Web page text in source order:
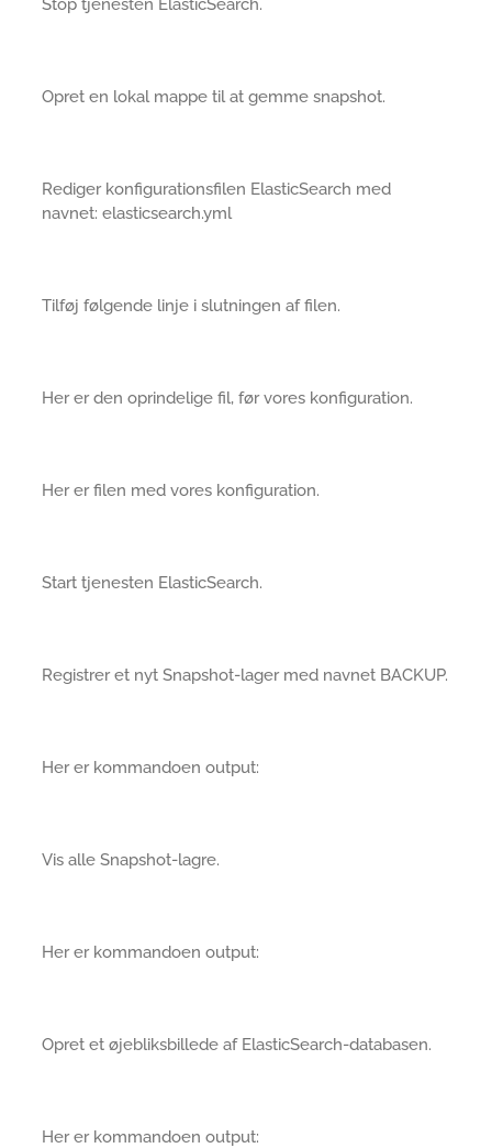
Stop tjenesten ElasticSearch.
Opret en lokal mappe til at gemme snapshot.
Rediger konfigurationsfilen ElasticSearch med
navnet: elasticsearch.yml
Tilføj følgende linje i slutningen af filen.
Her er den oprindelige fil, før vores konfiguration.
Her er filen med vores konfiguration.
Start tjenesten ElasticSearch.
Registrer et nyt Snapshot-lager med navnet BACKUP.
Her er kommandoen output:
Vis alle Snapshot-lagre.
Her er kommandoen output:
Opret et øjebliksbillede af ElasticSearch-databasen.
Her er kommandoen output: